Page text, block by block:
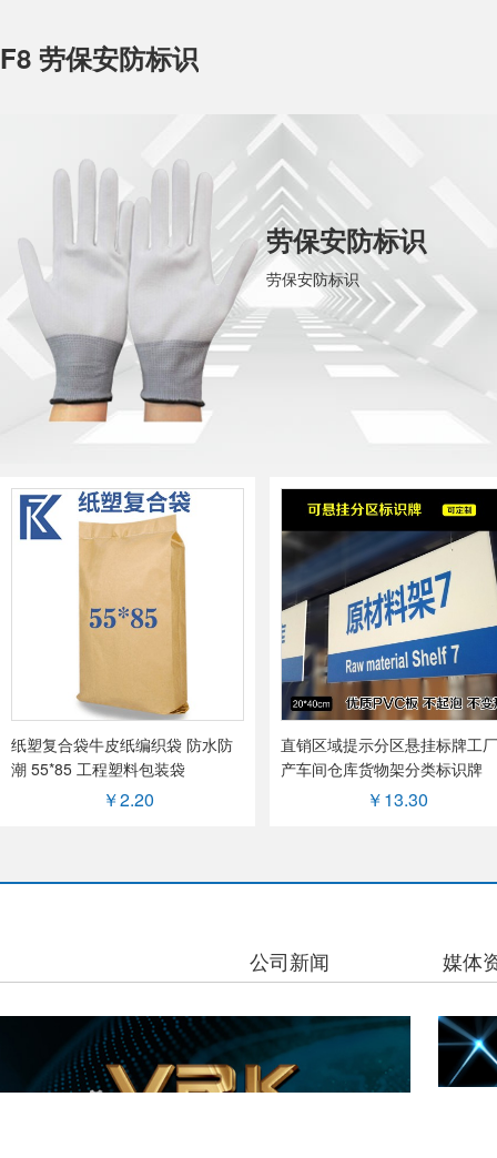
F8 劳保安防标识
劳保安防标识
劳保安防标识
纸塑复合袋牛皮纸编织袋 防水防
潮 55*85 工程塑料包装袋
￥2.20
直销区域提示分区悬挂标牌工
产车间仓库货物架分类标识牌
￥13.30
公司新闻 媒体